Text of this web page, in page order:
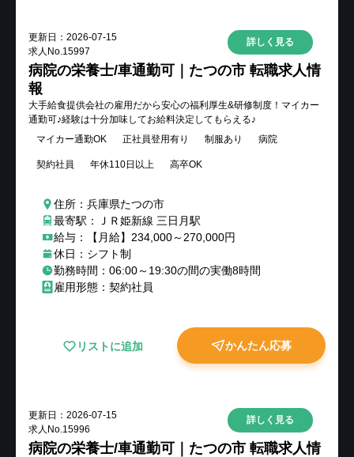
更新日： 2026-07-15
求人No.15997
詳しく見る
病院の栄養士/車通勤可｜たつの市 転職求人情
報
大手給食提供会社の雇用だから安心の福利厚生&研修制度！マイカー
通勤可♪経験は十分加味してお給料決定してもらえる♪
マイカー通勤OK
正社員登用有り 制服あり 病院
契約社員 年休110日以上 高卒OK
住所：兵庫県たつの市
最寄駅：ＪＲ姫新線 三日月駅
給与：【月給】234,000～270,000円
休日：シフト制
勤務時間：06:00～19:30の間の実働8時間
雇用形態：契約社員
リストに追加 かんたん応募
更新日： 2026-07-15
求人No.15996
詳しく見る
病院の栄養士/車通勤可｜たつの市 転職求人情